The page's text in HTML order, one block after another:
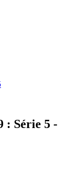
: Série 5 -